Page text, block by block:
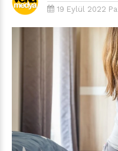
19 Eylül 2022